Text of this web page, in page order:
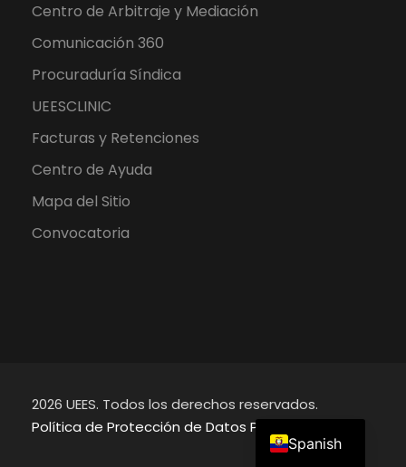
Centro de Arbitraje y Mediación
Comunicación 360
Procuraduría Síndica
UEESCLINIC
Facturas y Retenciones
Centro de Ayuda
Mapa del Sitio
Convocatoria
2026 UEES. Todos los derechos reservados.
Política de Protección de Datos Personales
Spanish
English